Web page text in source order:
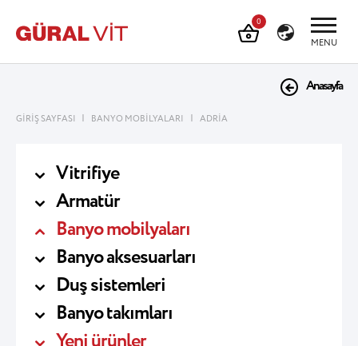
MENU
0
GİRİŞ SAYFASI | BANYO MOBİLYALARI | ADRİA
Anasayfa
Vitrifiye
Armatür
Banyo mobilyaları
Banyo aksesuarları
Duş sistemleri
Banyo takımları